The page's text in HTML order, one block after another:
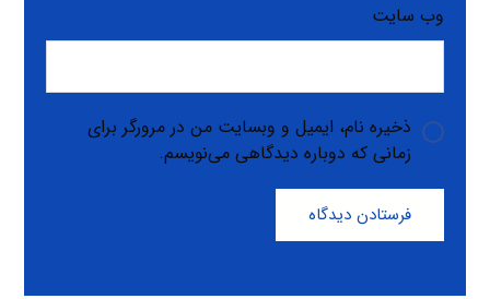
وب‌ سایت
ذخیره نام، ایمیل و وبسایت من در مرورگر برای
زمانی که دوباره دیدگاهی می‌نویسم.
فرستادن دیدگاه